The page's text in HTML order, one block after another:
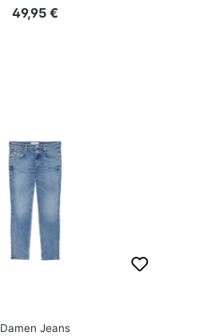
Regulärer Preis:
49,95 €
Damen Jeans